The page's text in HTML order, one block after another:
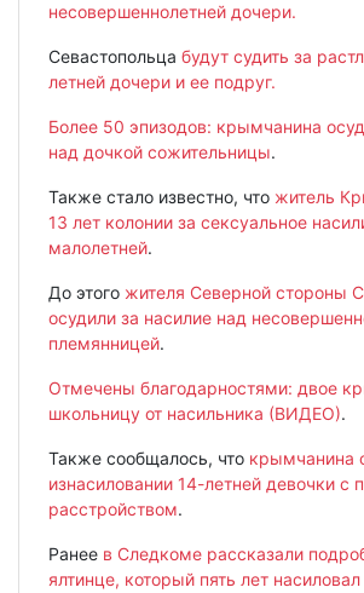
несовершеннолетней дочери.
Севастопольца будут судить за
летней дочери и ее подруг.
Более 50 эпизодов: крымчанина
над дочкой сожительницы.
Также стало известно, что житель
13 лет колонии за сексуальное
малолетней.
До этого жителя Северной стороны
осудили за насилие над
племянницей.
Отмечены благодарностями: двое
школьницу от насильника (ВИДЕО).
Также сообщалось, что крымчанина
изнасиловании 14-летней девочки с
расстройством.
Ранее в Следкоме рассказали
ялтинце, который пять лет